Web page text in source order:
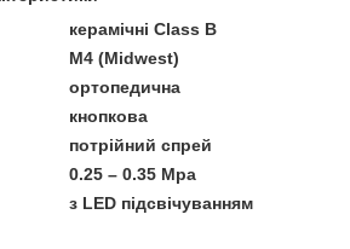
керамічні Class B
М4 (Midwest)
ортопедична
кнопкова
потрійний спрей
0.25 – 0.35 Mpa
з LED підсвічуванням